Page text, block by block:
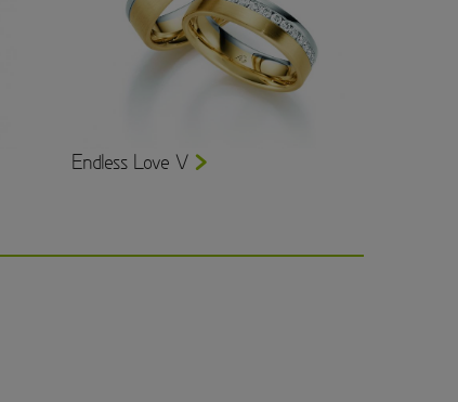
Endless Love V